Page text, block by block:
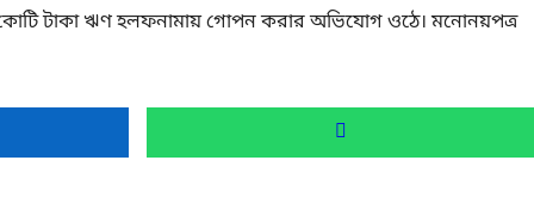
টাকা ঋণ হলফনামায় গোপন করার অভিযোগ ওঠে। মনোনয়পত্র